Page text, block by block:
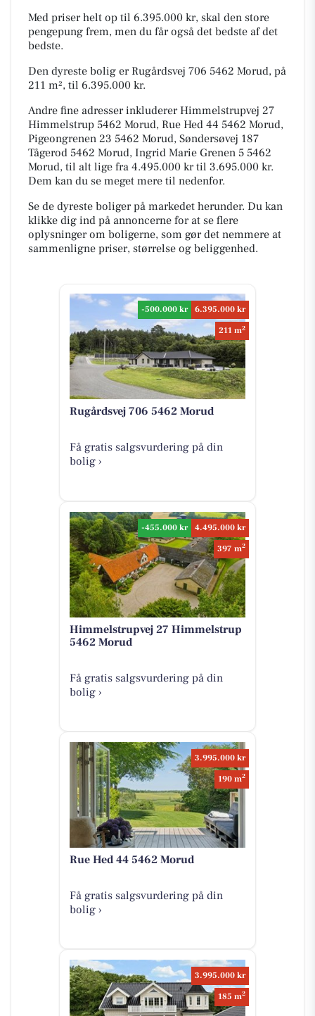
Med priser helt op til 6.395.000 kr, skal den store
pengepung frem, men du får også det bedste af det
bedste.
Den dyreste bolig er Rugårdsvej 706 5462 Morud, på
211 m², til 6.395.000 kr.
Andre fine adresser inkluderer Himmelstrupvej 27
Himmelstrup 5462 Morud, Rue Hed 44 5462 Morud,
Pigeongrenen 23 5462 Morud, Søndersøvej 187
Tågerod 5462 Morud, Ingrid Marie Grenen 5 5462
Morud, til alt lige fra 4.495.000 kr til 3.695.000 kr.
Dem kan du se meget mere til nedenfor.
Se de dyreste boliger på markedet herunder. Du kan
klikke dig ind på annoncerne for at se flere
oplysninger om boligerne, som gør det nemmere at
sammenligne priser, størrelse og beliggenhed.
-500.000 kr
6.395.000 kr
211 m2
Rugårdsvej 706 5462 Morud
Få gratis salgsvurdering på din
bolig ›
-455.000 kr
4.495.000 kr
397 m2
Himmelstrupvej 27 Himmelstrup
5462 Morud
Få gratis salgsvurdering på din
bolig ›
3.995.000 kr
190 m2
Rue Hed 44 5462 Morud
Få gratis salgsvurdering på din
bolig ›
3.995.000 kr
185 m2